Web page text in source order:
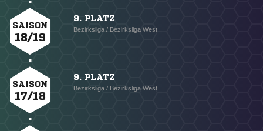
SAISON
18/19
9. PLATZ
Bezirksliga / Bezirksliga West
SAISON
17/18
9. PLATZ
Bezirksliga / Bezirksliga West